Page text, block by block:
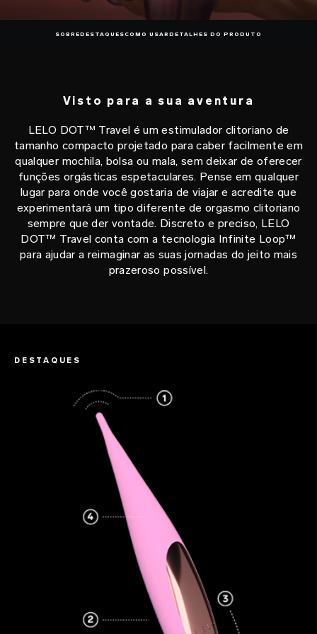
SOBREDESTAQUESCOMO USAR DETALHES DO PRODUTO
Visto para a sua aventura
LELO DOT™ Travel é um estimulador clitoriano de
tamanho compacto projetado para caber facilmente em
qualquer mochila, bolsa ou mala, sem deixar de oferecer
funções orgásticas espetaculares. Pense em qualquer
lugar para onde você gostaria de viajar e acredite que
experimentará um tipo diferente de orgasmo clitoriano
sempre que der vontade. Discreto e preciso, LELO
DOT™ Travel conta com a tecnologia Infinite Loop™
para ajudar a reimaginar as suas jornadas do jeito mais
prazeroso possível.
DESTAQUES